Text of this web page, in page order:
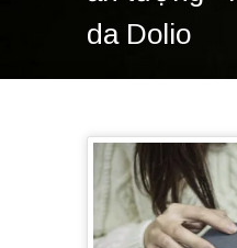
da Dolio